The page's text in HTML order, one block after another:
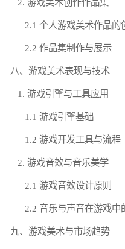
2.1 个人游戏美术作品的
2.2 作品集制作与展示
八、游戏美术表现与技术
1. 游戏引擎与工具应用
1.1 游戏引擎基础
1.2 游戏开发工具与流程
2. 游戏音效与音乐美学
2.1 游戏音效设计原则
2.2 音乐与声音在游戏中
九、游戏美术与市场趋势